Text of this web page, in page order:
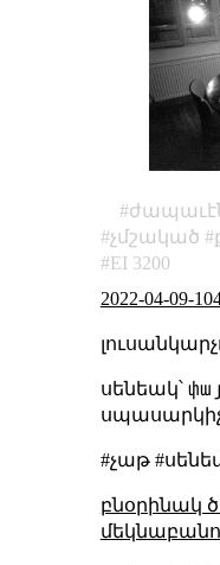
չմշակած
EI 3200
2022-04-09-
սենեակ՝
#չաթ
բնօրինակ